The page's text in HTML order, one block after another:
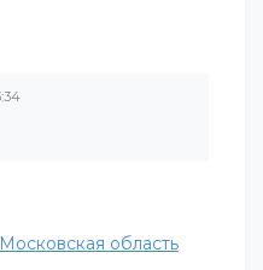
область